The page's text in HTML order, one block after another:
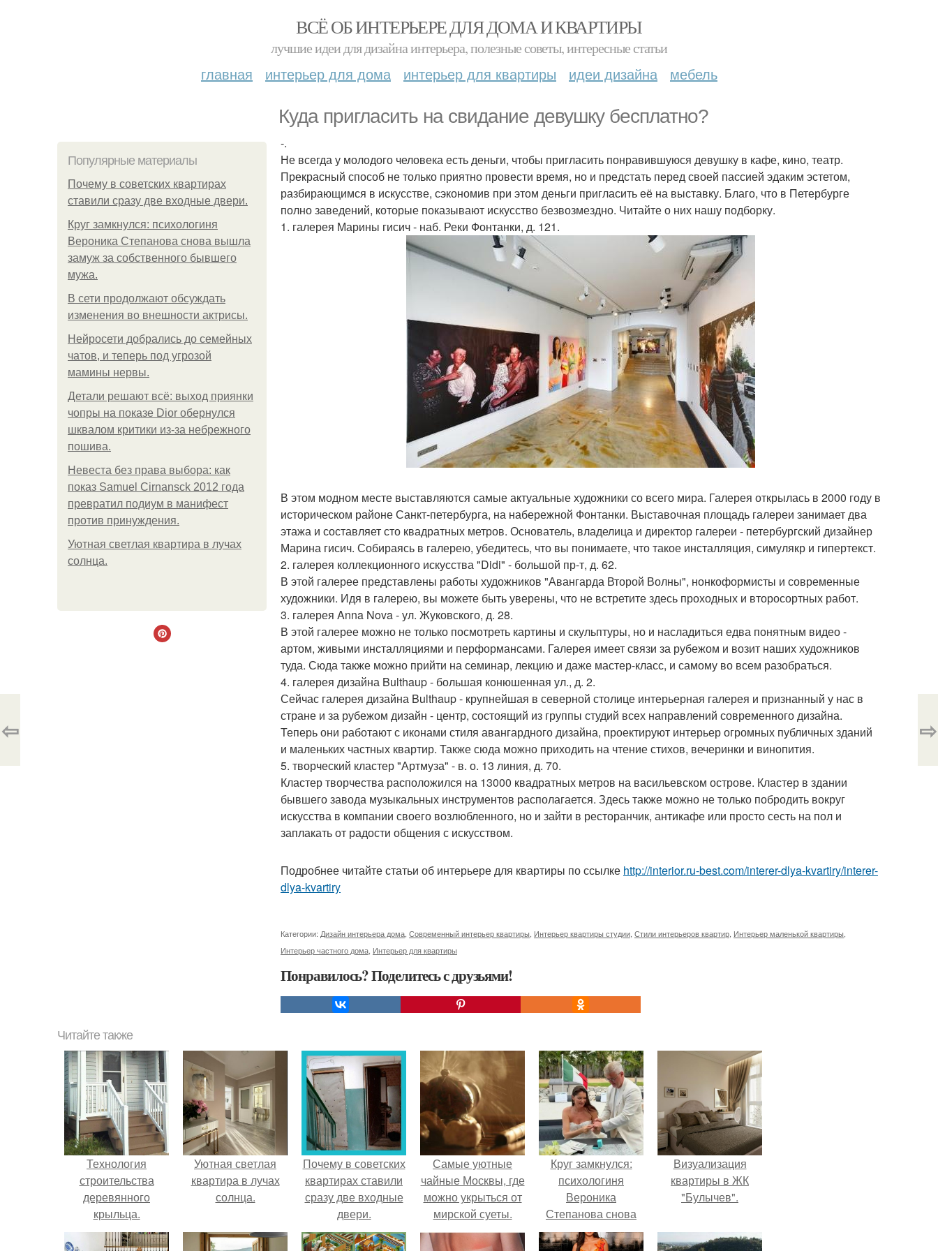
ВСЁ ОБ ИНТЕРЬЕРЕ ДЛЯ ДОМА И КВАРТИРЫ
лучшие идеи для дизайна интерьера, полезные советы, интересные статьи
главная интерьер для дома интерьер для квартиры идеи дизайна мебель
Куда пригласить на свидание девушку бесплатно?
Популярные материалы
Почему в советских квартирах
ставили сразу две входные двери.
Круг замкнулся: психологиня
Вероника Степанова снова вышла
замуж за собственного бывшего
мужа.
В сети продолжают обсуждать
изменения во внешности актрисы.
Нейросети добрались до семейных
чатов, и теперь под угрозой
мамины нервы.
Детали решают всё: выход приянки
чопры на показе Dior обернулся
шквалом критики из-за небрежного
пошива.
Невеста без права выбора: как
показ Samuel Cirnansck 2012 года
превратил подиум в манифест
против принуждения.
Уютная светлая квартира в лучах
солнца.
-.
Не всегда у молодого человека есть деньги, чтобы пригласить понравившуюся девушку в кафе, кино, театр.
Прекрасный способ не только приятно провести время, но и предстать перед своей пассией эдаким эстетом,
разбирающимся в искусстве, сэкономив при этом деньги пригласить её на выставку. Благо, что в Петербурге
полно заведений, которые показывают искусство безвозмездно. Читайте о них нашу подборку.
1. галерея Марины гисич - наб. Реки Фонтанки, д. 121.
В этом модном месте выставляются самые актуальные художники со всего мира. Галерея открылась в 2000 году в
историческом районе Санкт-петербурга, на набережной Фонтанки. Выставочная площадь галереи занимает два
этажа и составляет сто квадратных метров. Основатель, владелица и директор галереи - петербургский дизайнер
Марина гисич. Собираясь в галерею, убедитесь, что вы понимаете, что такое инсталляция, симулякр и гипертекст.
2. галерея коллекционного искусства "Didi" - большой пр-т, д. 62.
В этой галерее представлены работы художников "Авангарда Второй Волны", нонкоформисты и современные
художники. Идя в галерею, вы можете быть уверены, что не встретите здесь проходных и второсортных работ.
3. галерея Anna Nova - ул. Жуковского, д. 28.
В этой галерее можно не только посмотреть картины и скульптуры, но и насладиться едва понятным видео -
артом, живыми инсталляциями и перформансами. Галерея имеет связи за рубежом и возит наших художников
туда. Сюда также можно прийти на семинар, лекцию и даже мастер-класс, и самому во всем разобраться.
4. галерея дизайна Bulthaup - большая конюшенная ул., д. 2.
Сейчас галерея дизайна Bulthaup - крупнейшая в северной столице интерьерная галерея и признанный у нас в
стране и за рубежом дизайн - центр, состоящий из группы студий всех направлений современного дизайна.
Теперь они работают с иконами стиля авангардного дизайна, проектируют интерьер огромных публичных зданий
и маленьких частных квартир. Также сюда можно приходить на чтение стихов, вечеринки и винопития.
5. творческий кластер "Артмуза" - в. о. 13 линия, д. 70.
Кластер творчества расположился на 13000 квадратных метров на васильевском острове. Кластер в здании
бывшего завода музыкальных инструментов располагается. Здесь также можно не только побродить вокруг
искусства в компании своего возлюбленного, но и зайти в ресторанчик, антикафе или просто сесть на пол и
заплакать от радости общения с искусством.
Подробнее читайте статьи об интерьере для квартиры по ссылке http://interior.ru-best.com/interer-dlya-kvartiry/interer-
dlya-kvartiry
Категории: Дизайн интерьера дома Современный интерьер квартиры Интерьер квартиры студии Стили интерьеров квартир Интерьер маленькой квартиры
Интерьер частного дома Интерьер для квартиры
Понравилось? Поделитесь с друзьями!
⇦ ⇨
Читайте также
Технология
строительства
деревянного
крыльца.
Уютная светлая
квартира в лучах
солнца.
Почему в советских
квартирах ставили
сразу две входные
двери.
Самые уютные
чайные Москвы, где
можно укрыться от
мирской суеты.
Круг замкнулся:
психологиня
Вероника
Степанова снова
вышла замуж за
собственного
Визуализация
квартиры в ЖК
"Булычев".